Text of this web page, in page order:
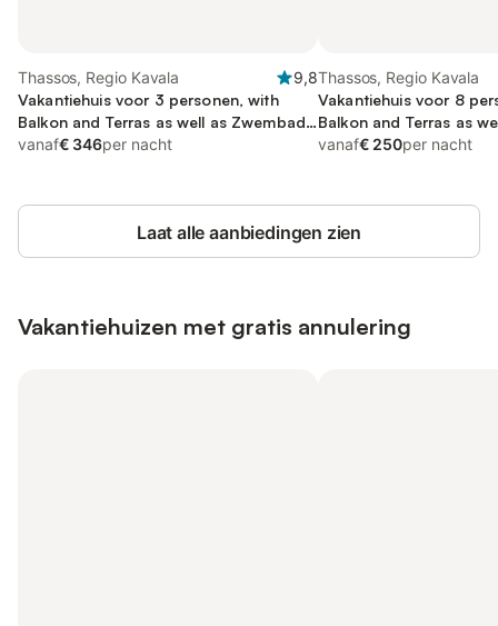
Thassos, Regio Kavala
9,8
Vakantiehuis voor 3 personen, with
Balkon and Terras as well as Zwembad
and Uitzicht
vanaf€ 346per nacht
Thassos, Regio Kavala
Vakantiehuis voor 8
Balkon and Terras as
Uitzicht
vanaf€ 250per nacht
Laat alle aanbiedingen zien
Vakantiehuizen met gratis annulering